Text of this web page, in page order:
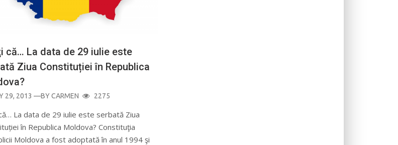
că… La data de 29 iulie este
Ziua Constituției în Republica
29, 2013 —BYCARMEN 2275
La data de 29 iulie este serbată Ziua
în Republica Moldova? Constituţia
Moldova a fost adoptată în anul 1994 şi